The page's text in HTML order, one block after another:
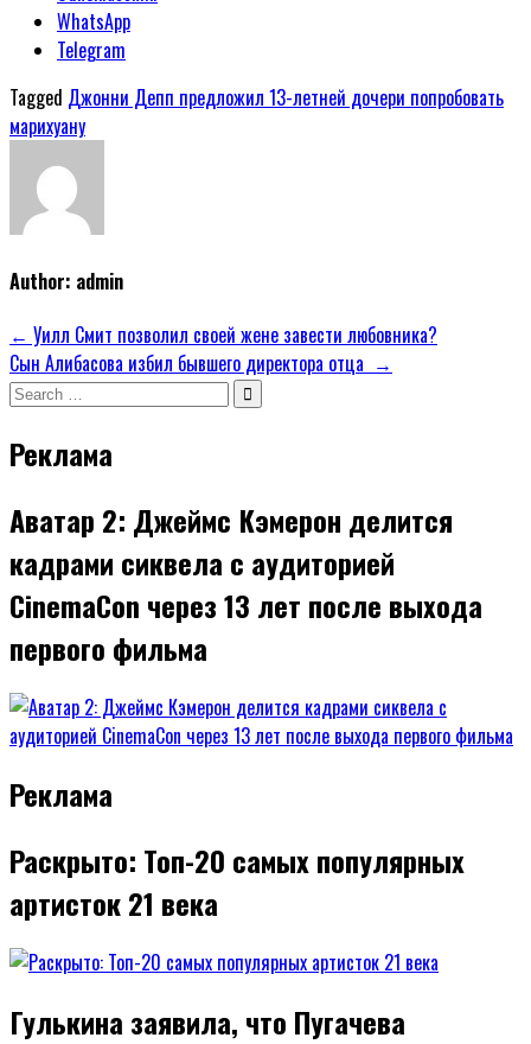
WhatsApp
Telegram
Tagged Джонни Депп предложил 13-летней дочери попробовать
марихуану
Author: admin
Навигация
по
← Уилл Смит позволил своей жене завести любовника?
Сын Алибасова избил бывшего директора отца →
Search
Реклама
Аватар 2: Джеймс Кэмерон делится
кадрами сиквела с аудиторией
CinemaCon через 13 лет после выхода
первого фильма
Реклама
Раскрыто: Топ-20 самых популярных
артисток 21 века
Гулькина заявила, что Пугачева